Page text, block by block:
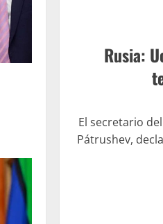
Rusia:
El secretario
Pátrushev,